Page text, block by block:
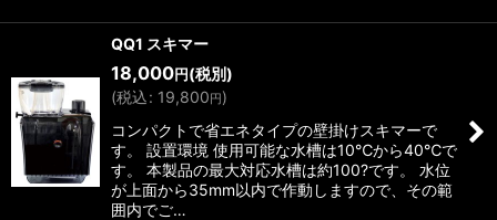
QQ1 スキマー
18,000円(税別)
(税込: 19,800円)
コンパクトで省エネタイプの壁掛けスキマーで
す。 設置環境 使用可能な水槽は10℃から40℃で
す。 本製品の最大対応水槽は約100?です。 水位
が上面から35mm以内で作動しますので、その範
囲内でご…